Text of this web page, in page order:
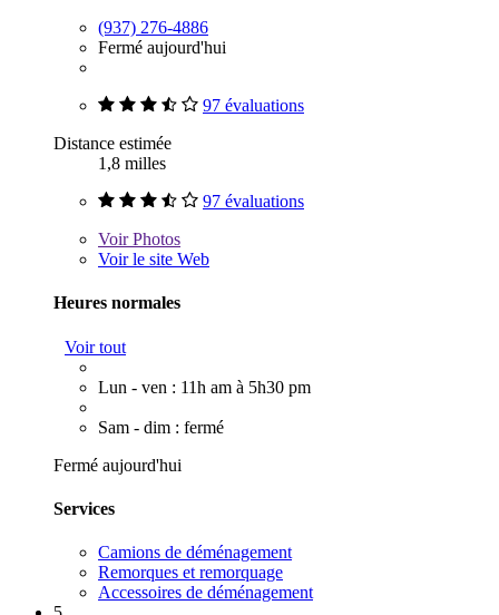
(937) 276-4886
Fermé aujourd'hui
97 évaluations
Distance estimée
1,8 milles
97 évaluations
VoirPhotos
Voir le site Web
Heures normales
Voir tout
Lun - ven : 11h am à 5h30 pm
Sam - dim : fermé
Fermé aujourd'hui
Services
Camions de déménagement
Remorques et remorquage
Accessoires de déménagement